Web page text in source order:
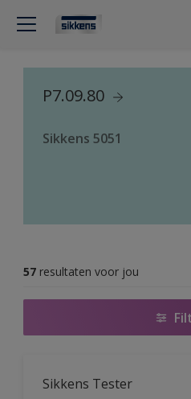
P7.09.80
Sikkens 5051
57 resultaten voor jou
Sikkens Tester